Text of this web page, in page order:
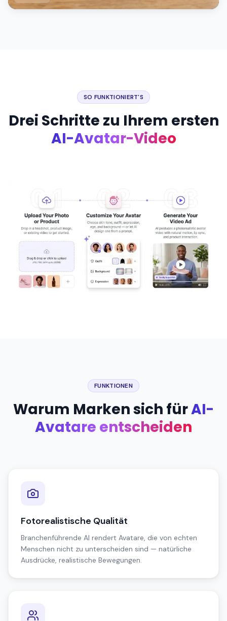
SO FUNKTIONIERT'S
Drei Schritte zu Ihrem ersten
AI-Avatar-Video
FUNKTIONEN
Warum Marken sich fürAI-
Avatare entscheiden
Fotorealistische Qualität
Branchenführende AI rendert Avatare, die von echten
Menschen nicht zu unterscheiden sind — natürliche
Ausdrücke, realistische Bewegungen.